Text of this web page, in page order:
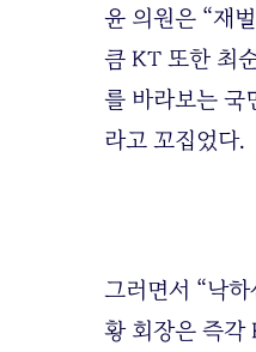
윤 의원은 “재
큼 KT 또한 최
를 바라보는 국
라고 꼬집었다.
그러면서 “낙
황 회장은 즉각